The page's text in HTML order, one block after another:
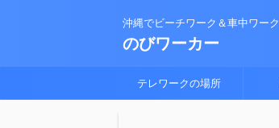
沖縄でビーチワーク＆車中ワーク
のびワーカー
テレワークの場所